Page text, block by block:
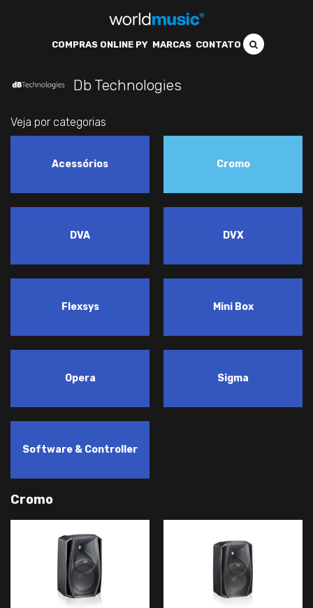
COMPRAS ONLINE PY MARCAS CONTATO
Db Technologies
Veja por categorias
Acessórios Cromo
DVA DVX
Flexsys Mini Box
Opera Sigma
Software & Controller
Cromo